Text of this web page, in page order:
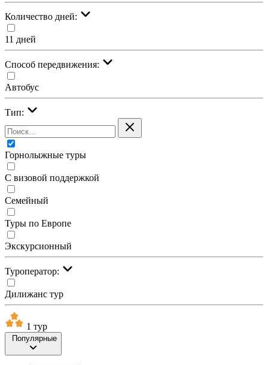
Количество дней:
11 дней
Cпособ передвижения:
Автобус
Тип:
Горнолыжные туры
С визовой поддержкой
Семейный
Туры по Европе
Экскурсионный
Туроператор:
Дилижанс тур
1 тур
Популярные